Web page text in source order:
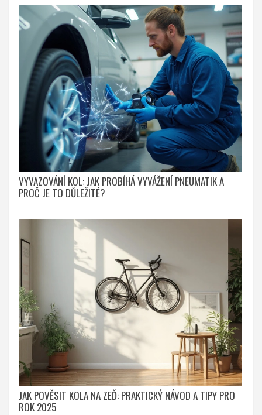
VYVAZOVÁNÍ KOL: JAK PROBÍHÁ VYVÁŽENÍ PNEUMATIK A
PROČ JE TO DŮLEŽITÉ?
JAK POVĚSIT KOLA NA ZEĎ: PRAKTICKÝ NÁVOD A TIPY PRO
ROK 2025